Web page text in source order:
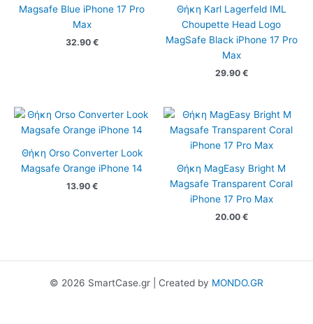
Magsafe Blue iPhone 17 Pro
Max
32.90 €
Θήκη Karl Lagerfeld IML
Choupette Head Logo
MagSafe Black iPhone 17 Pro
Max
29.90 €
Θήκη Orso Converter Look
Magsafe Orange iPhone 14
13.90 €
Θήκη MagEasy Bright M
Magsafe Transparent Coral
iPhone 17 Pro Max
20.00 €
© 2026 SmartCase.gr | Created by MONDO.GR